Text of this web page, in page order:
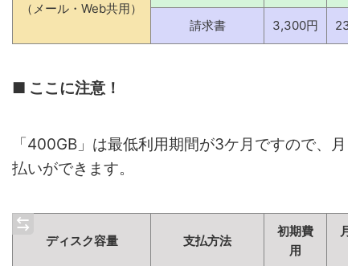
（メール・Web共用）
請求書 3,300円
■ ここに注意！
「400GB」は最低利用期間が3ケ月ですので、月
払いができます。
ディスク容量 支払方法
初期費
用
月